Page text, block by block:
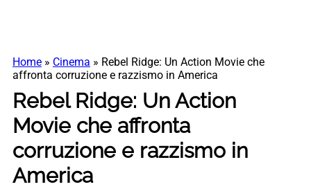
Home » Cinema » Rebel Ridge: Un Action Movie che
affronta corruzione e razzismo in America
Rebel Ridge: Un Action
Movie che affronta
corruzione e razzismo in
America